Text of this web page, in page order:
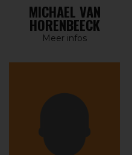
MICHAEL VAN
HORENBEECK
Meer infos